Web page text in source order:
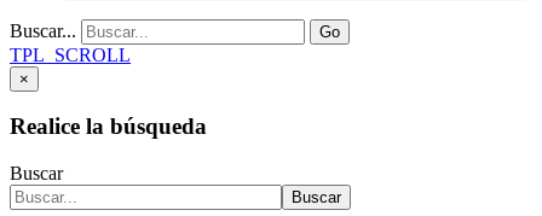
Buscar... Go
TPL_SCROLL
×
Realice la búsqueda
Buscar
Buscar